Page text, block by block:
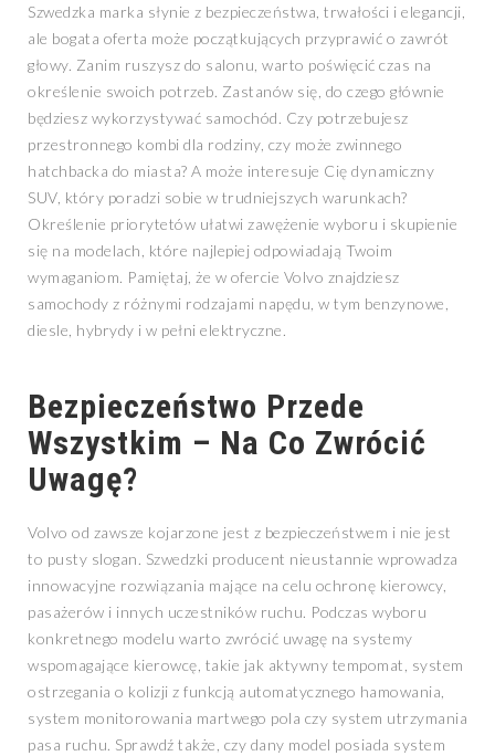
Szwedzka marka słynie z bezpieczeństwa, trwałości i elegancji,
ale bogata oferta może początkujących przyprawić o zawrót
głowy. Zanim ruszysz do salonu, warto poświęcić czas na
określenie swoich potrzeb. Zastanów się, do czego głównie
będziesz wykorzystywać samochód. Czy potrzebujesz
przestronnego kombi dla rodziny, czy może zwinnego
hatchbacka do miasta? A może interesuje Cię dynamiczny
SUV, który poradzi sobie w trudniejszych warunkach?
Określenie priorytetów ułatwi zawężenie wyboru i skupienie
się na modelach, które najlepiej odpowiadają Twoim
wymaganiom. Pamiętaj, że w ofercie Volvo znajdziesz
samochody z różnymi rodzajami napędu, w tym benzynowe,
diesle, hybrydy i w pełni elektryczne.
Bezpieczeństwo Przede
Wszystkim – Na Co Zwrócić
Uwagę?
Volvo od zawsze kojarzone jest z bezpieczeństwem i nie jest
to pusty slogan. Szwedzki producent nieustannie wprowadza
innowacyjne rozwiązania mające na celu ochronę kierowcy,
pasażerów i innych uczestników ruchu. Podczas wyboru
konkretnego modelu warto zwrócić uwagę na systemy
wspomagające kierowcę, takie jak aktywny tempomat, system
ostrzegania o kolizji z funkcją automatycznego hamowania,
system monitorowania martwego pola czy system utrzymania
pasa ruchu. Sprawdź także, czy dany model posiada system